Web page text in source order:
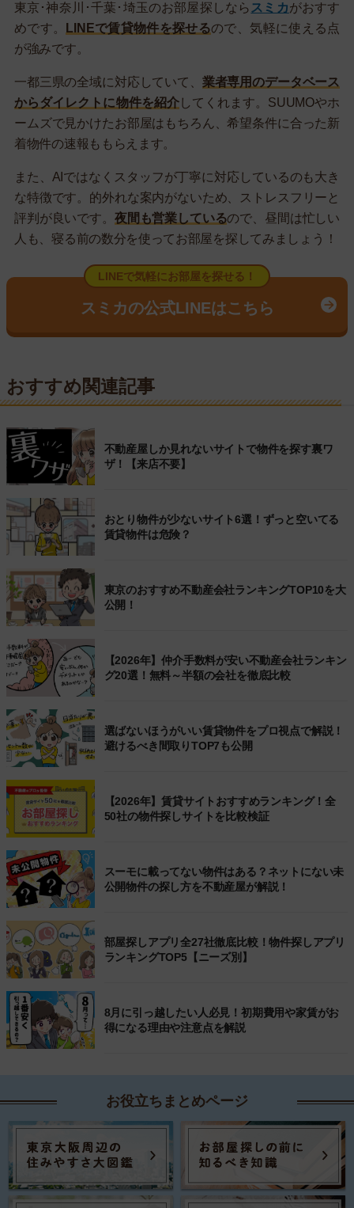
東京･神奈川･千葉･埼玉のお部屋探しならスミカがおすす
めです。
LINEで賃貸物件を探せるので、気軽に使える点
が強みです。
一都三県の全域に対応していて、 業者専用のデータベース
からダイレクトに物件を紹介してくれます。SUUMOやホ
ームズで見かけたお部屋はもちろん、希望条件に合った新
着物件の速報ももらえます。
また、AIではなくスタッフが丁寧に対応しているのも大き
な特徴です。的外れな案内がないため、ストレスフリーと
評判が良いです。 夜間も営業しているので、昼間は忙しい
人も、寝る前の数分を使ってお部屋を探してみましょう！
LINEで気軽にお部屋を探せる！
スミカの公式LINEはこちら
おすすめ関連記事
不動産屋しか見れないサイトで物件を探す裏ワ
ザ！【来店不要】
おとり物件が少ないサイト6選！ずっと空いてる
賃貸物件は危険？
東京のおすすめ不動産会社ランキングTOP10を大
公開！
【2026年】仲介手数料が安い不動産会社ランキン
グ20選！無料～半額の会社を徹底比較
選ばないほうがいい賃貸物件をプロ視点で解説！
避けるべき間取りTOP7も公開
【2026年】賃貸サイトおすすめランキング！全
50社の物件探しサイトを比較検証
スーモに載ってない物件はある？ネットにない未
公開物件の探し方を不動産屋が解説！
部屋探しアプリ全27社徹底比較！物件探しアプリ
ランキングTOP5【ニーズ別】
8月に引っ越したい人必見！初期費用や家賃がお
得になる理由や注意点を解説
お役立ちまとめページ